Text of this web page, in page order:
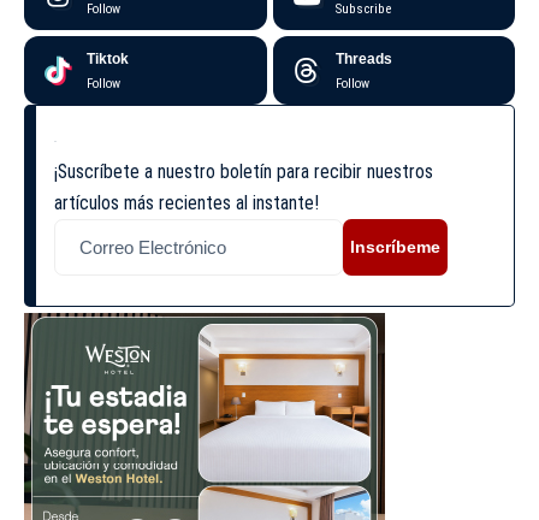
Follow Subscribe
Tiktok
Follow
Threads
Follow
¡Suscríbete a nuestro boletín para recibir nuestros
artículos más recientes al instante!
Inscríbeme